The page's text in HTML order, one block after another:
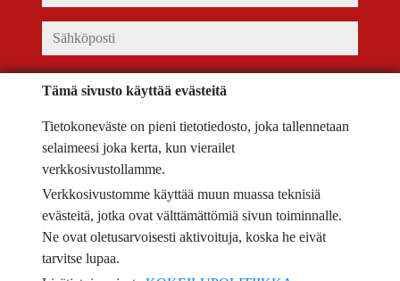
sähköposti
Minulla on käyttöehdot hyväksyä jatietosuojakäytäntö
viesti
Captcha
Tämä sivusto käyttää evästeitä
Tietokoneväste on pieni tietotiedosto, joka tallennetaan
selaimeesi joka kerta, kun vierailet
verkkosivustollamme.
Verkkosivustomme käyttää muun muassa teknisiä
evästeitä, jotka ovat välttämättömiä sivun toiminnalle.
Ne ovat oletusarvoisesti aktivoituja, koska he eivät
tarvitse lupaa.